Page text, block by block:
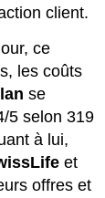
client.
ce
les coûts
se
5 selon 319
à lui,
et
offres et